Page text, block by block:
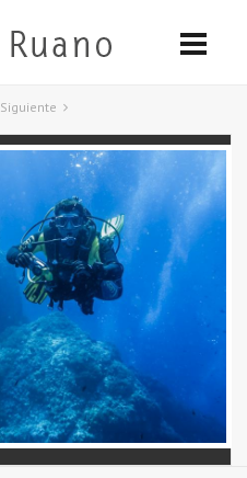
Siguiente